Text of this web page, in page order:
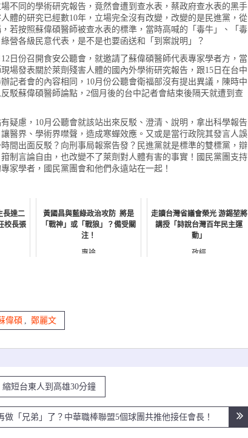
不同的學術研究報告，竟然會遭到查水表，蔡政府查水表的黑手
體的研究已經數10年，立場完全沒有改變，改變的是民進黨，從
若按照蘇偉碩醫師被查水表的標準，當時高喊的「毒牛」、「毒
營各級民意代表，是不是也要函送和「到案說明」？
日份召開食安公聽會，就邀請了蘇偉碩醫師代表專家學者方，當
場發表關於萊劑殘害人體的國內外學術研究報告，跟15日在台中
記者會的內容相同，10月份公聽會衛福部沒有提出異議，陳時中
駁蘇偉碩醫師論點，2個月後的台中記者會結束後隔天就遭到查
疑慮，10月公聽會就該站出來反駁、澄清、說明，拿出科學報告
醫界、學術界噤聲，造成寒蟬效應。又或是當行政院其發言人誤
間出面反駁？向刑事局報案告發？民進黨就是標準的雙標黨，辯
制言論自由，也改變不了萊劑對人體有害的事實！國民黨團支持
家學者，國民黨團會和他們永遠站在一起！
長達二
校長張
黃國昌與藍綠政治攻防 將是
「戰神」或「戰狼」？備受關
注！
專論
走讀台灣省議會榮光 游錫堃將
講授「詩說台灣百年民主運
動」
政經
偉碩 鄭麗文
短台東人到高雄30分鐘
做「兄弟」了？中華職棒聯盟5個球團共推他接任會長！